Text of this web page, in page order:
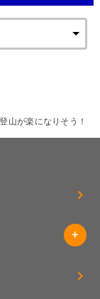
山が楽になりそう！